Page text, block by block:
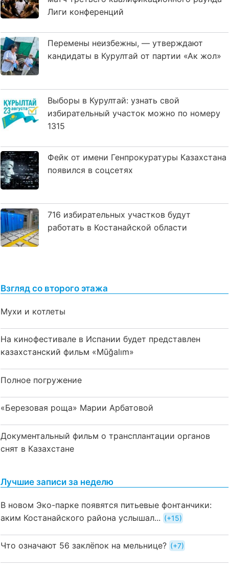
Лиги конференций
Перемены неизбежны, — утверждают
кандидаты в Курултай от партии «Ак жол»
Выборы в Курултай: узнать свой
избирательный участок можно по номеру
1315
Фейк от имени Генпрокуратуры Казахстана
появился в соцсетях
716 избирательных участков будут
работать в Костанайской области
Взгляд со второго этажа
Мухи и котлеты
На кинофестивале в Испании будет представлен
казахстанский фильм «Mūğalım»
Полное погружение
«Березовая роща» Марии Арбатовой
Документальный фильм о трансплантации органов
снят в Казахстане
Лучшие записи за неделю
В новом Эко-парке появятся питьевые фонтанчики:
аким Костанайского района услышал...
+15
Что означают 56 заклёпок на мельнице? +7